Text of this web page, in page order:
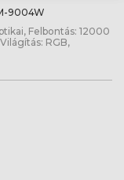
9004W
Felbontás: 12000
RGB,